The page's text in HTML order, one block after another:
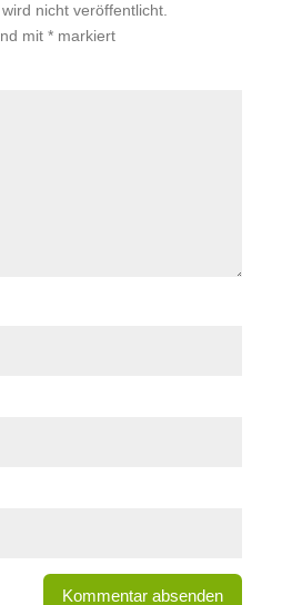
nicht veröffentlicht.
mit *markiert